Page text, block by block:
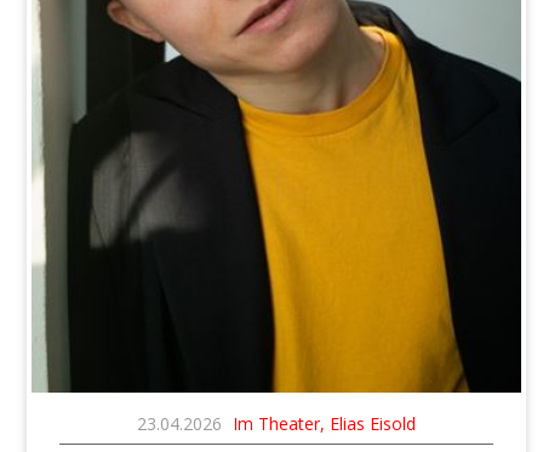
23.04.2026 Im Theater, Elias Eisold